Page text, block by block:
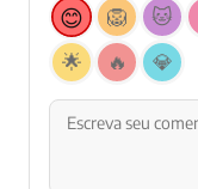
😊 🦁 🐱
🌟
🔥 💎